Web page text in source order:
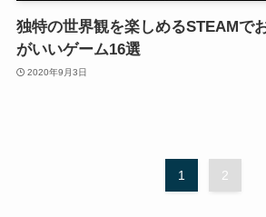
独特の世界観を楽しめるSTEAMで
がいいゲーム16選
2020年9月3日
1 2